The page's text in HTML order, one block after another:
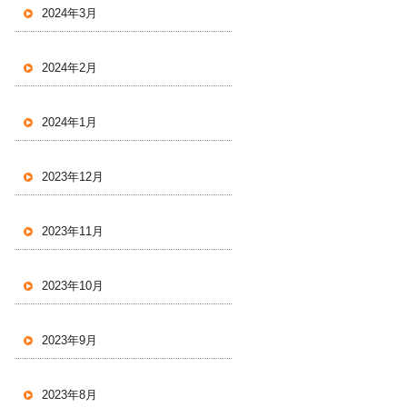
2024年3月
2024年2月
2024年1月
2023年12月
2023年11月
2023年10月
2023年9月
2023年8月